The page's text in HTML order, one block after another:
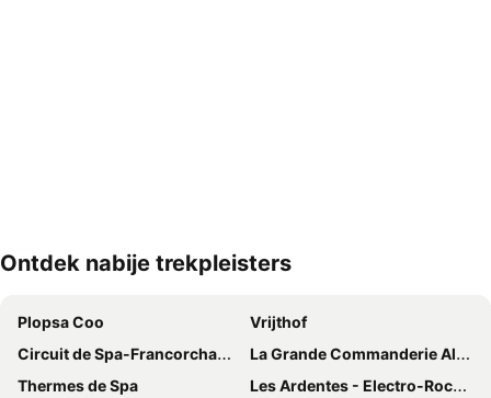
Kaart uitvouwen
Ontdek nabije trekpleisters
Plopsa Coo
Vrijthof
Circuit de Spa-Francorchamps
La Grande Commanderie Alden Biesen
Thermes de Spa
Les Ardentes - Electro-Rock Music Festival